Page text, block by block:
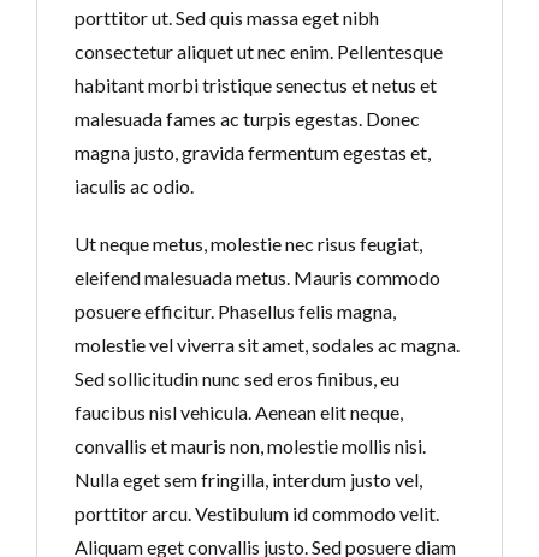
porttitor ut. Sed quis massa eget nibh
consectetur aliquet ut nec enim. Pellentesque
habitant morbi tristique senectus et netus et
malesuada fames ac turpis egestas. Donec
magna justo, gravida fermentum egestas et,
iaculis ac odio.
Ut neque metus, molestie nec risus feugiat,
eleifend malesuada metus. Mauris commodo
posuere efficitur. Phasellus felis magna,
molestie vel viverra sit amet, sodales ac magna.
Sed sollicitudin nunc sed eros finibus, eu
faucibus nisl vehicula. Aenean elit neque,
convallis et mauris non, molestie mollis nisi.
Nulla eget sem fringilla, interdum justo vel,
porttitor arcu. Vestibulum id commodo velit.
Aliquam eget convallis justo. Sed posuere diam